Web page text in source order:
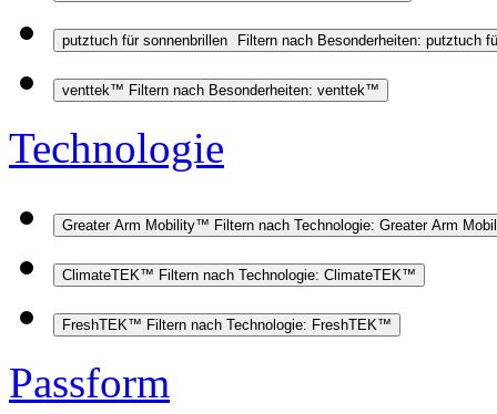
putztuch für sonnenbrillen Filtern nach Besonderheiten: putztuch
venttek™ Filtern nach Besonderheiten: venttek™
Technologie
Greater Arm Mobility™ Filtern nach Technologie: Greater Arm
ClimateTEK™ Filtern nach Technologie: ClimateTEK™
FreshTEK™ Filtern nach Technologie: FreshTEK™
Passform